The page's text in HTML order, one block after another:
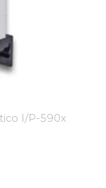
I/P-590x